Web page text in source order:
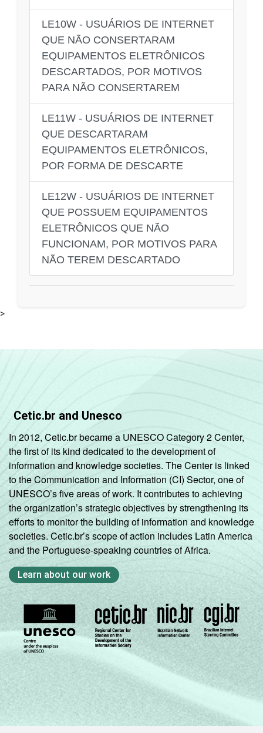
LE10W - USUÁRIOS DE INTERNET
QUE NÃO CONSERTARAM
EQUIPAMENTOS ELETRÔNICOS
DESCARTADOS, POR MOTIVOS
PARA NÃO CONSERTAREM
LE11W - USUÁRIOS DE INTERNET
QUE DESCARTARAM
EQUIPAMENTOS ELETRÔNICOS,
POR FORMA DE DESCARTE
LE12W - USUÁRIOS DE INTERNET
QUE POSSUEM EQUIPAMENTOS
ELETRÔNICOS QUE NÃO
FUNCIONAM, POR MOTIVOS PARA
NÃO TEREM DESCARTADO
>
Cetic.br and Unesco
In 2012, Cetic.br became a UNESCO Category 2 Center,
the first of its kind dedicated to the development of
information and knowledge societies. The Center is linked
to the Communication and Information (CI) Sector, one of
UNESCO’s five areas of work. It contributes to achieving
the organization’s strategic objectives by strengthening its
efforts to monitor the building of information and knowledge
societies. Cetic.br’s scope of action includes Latin America
and the Portuguese-speaking countries of Africa.
Learn about our work